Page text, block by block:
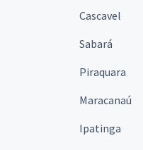
Cascavel
Sabará
Piraquara
Maracanaú
Ipatinga